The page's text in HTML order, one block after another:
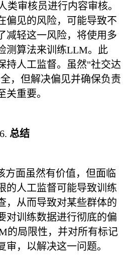
类审核员进行内容审核。
偏见的风险，可能导致不
减轻这一风险，将使用多
测算法来训练LLM。此
持人工监督。虽然"社交达
，但解决偏见并确保负责
重要。
6. 总结
方面虽然有价值，但面临
的人工监督可能导致训练
，从而导致对某些群体的
对训练数据进行彻底的偏
的局限性，并对所有标记
审，以解决这一问题。